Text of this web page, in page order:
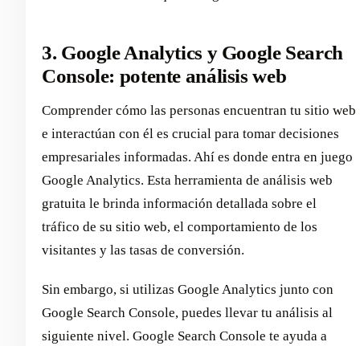
3. Google Analytics y Google Search
Console: potente análisis web
Comprender cómo las personas encuentran tu sitio web
e interactúan con él es crucial para tomar decisiones
empresariales informadas. Ahí es donde entra en juego
Google Analytics. Esta herramienta de análisis web
gratuita le brinda información detallada sobre el
tráfico de su sitio web, el comportamiento de los
visitantes y las tasas de conversión.
Sin embargo, si utilizas Google Analytics junto con
Google Search Console, puedes llevar tu análisis al
siguiente nivel. Google Search Console te ayuda a